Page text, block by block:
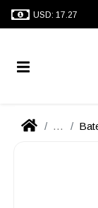
USD: 17.27
...